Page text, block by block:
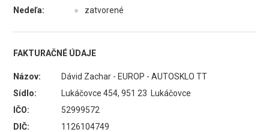
Nedeľa:
● zatvorené
FAKTURAČNÉ ÚDAJE
Názov:
Dávid Zachar - EUROP - AUTOSKLO TT
Sídlo:
Lukáčovce 454, 951 23 Lukáčovce
IČO:
52999572
DIČ:
1126104749